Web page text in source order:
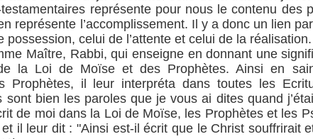
représente pour nous le contenu des
représente l’accomplissement. Il y a donc un lien
celui de l’attente et celui de la réalisation.
Maître, Rabbi, qui enseigne en donnant une
la Loi de Moïse et des Prophètes. Ainsi en
Prophètes, il leur interpréta dans toutes les
bien les paroles que je vous ai dites quand
de moi dans la Loi de Moïse, les Prophètes et les
il leur dit : "Ainsi est-il écrit que le Christ souffrirait